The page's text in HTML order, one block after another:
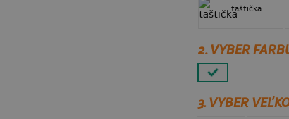
taštička
2. VYBER
3.VYBER